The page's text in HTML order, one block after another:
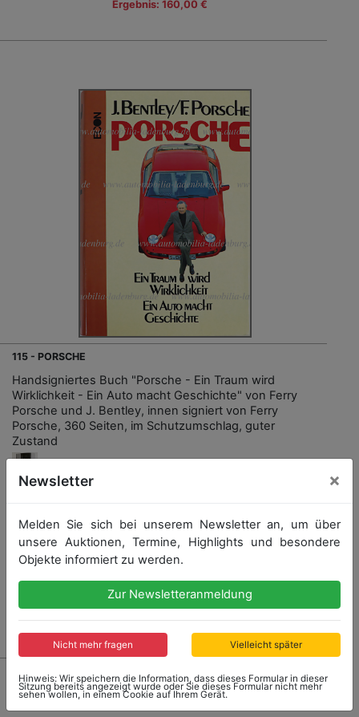
Ergebnis: 160,00 €
115 - PORSCHE
Handsigniertes Buch "Porsche - Ein Traum wird
Wirklichkeit - Ein Auto macht Geschichte" von Ferry
Porsche und J. Bentley, innen signiert von Ferry
Porsche, 360 Seiten, im Schutzumschlag, guter
Zustand
Startpreis: 50,00 €
Ergebnis: 160,00 €
Newsletter ×
Melden Sie sich bei unserem Newsletter an, um über
unsere Auktionen, Termine, Highlights und besondere
Objekte informiert zu werden.
Zur Newsletteranmeldung
Nicht mehr fragen Vielleicht später
Hinweis: Wir speichern die Information, dass dieses Formular in dieser
Sitzung bereits angezeigt wurde oder Sie dieses Formular nicht mehr
sehen wollen, in einem Cookie auf Ihrem Gerät.